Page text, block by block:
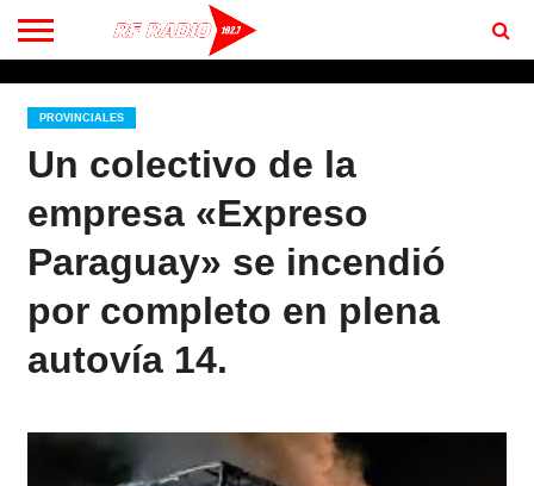
CONTACTO
BIENVENIDOS
A RF 102.7 FM
PROVINCIALES
Un colectivo de la
empresa «Expreso
Paraguay» se incendió
por completo en plena
autovía 14.